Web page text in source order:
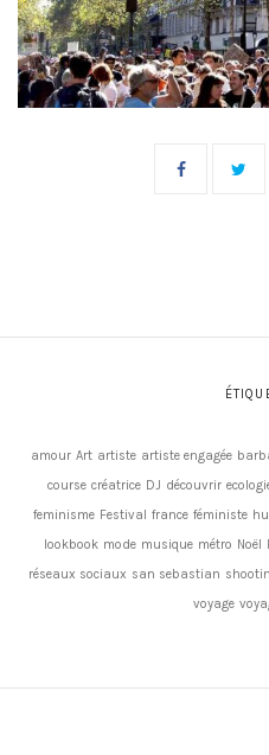
amour Art artiste artiste engagée
course créatrice DJ découvrir
feminisme Festival france féministe
lookbook mode musique métro Noël
réseaux sociaux san sebastian
voyage